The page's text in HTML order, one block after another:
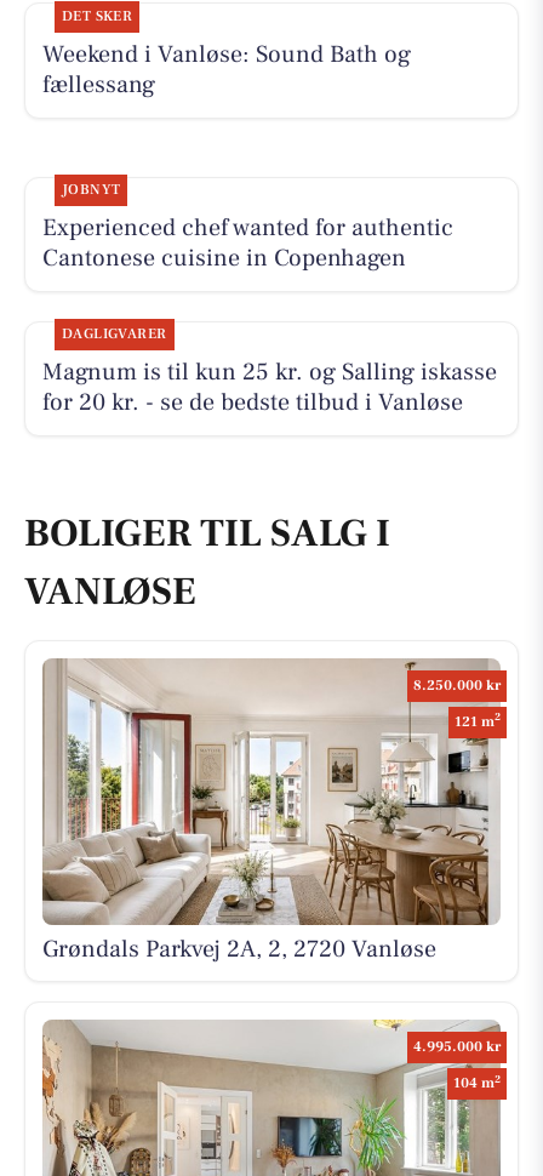
DET SKER
Weekend i Vanløse: Sound Bath og
fællessang
JOBNYT
Experienced chef wanted for authentic
Cantonese cuisine in Copenhagen
DAGLIGVARER
Magnum is til kun 25 kr. og Salling iskasse
for 20 kr. - se de bedste tilbud i Vanløse
BOLIGER TIL SALG I
VANLØSE
8.250.000 kr
121 m2
Grøndals Parkvej 2A, 2, 2720 Vanløse
4.995.000 kr
104 m2